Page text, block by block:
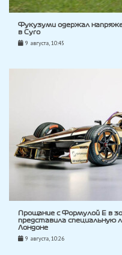
Фукузуми одержал
в Суго
9 августа, 10:45
Прощание с Формулой E в
представила специальную
Лондоне
9 августа, 10:26